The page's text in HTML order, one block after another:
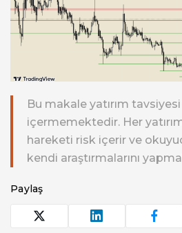
Bu makale yatırım
içermemektedir. Her
hareketi risk içerir ve
kendi araştırmalarını
Paylaş